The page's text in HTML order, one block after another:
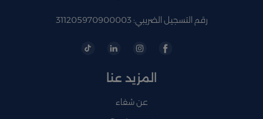
رقم التسجيل الضريبي: 311205970900003
المزيد عنا
عن شفاء